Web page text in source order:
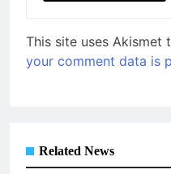
This site uses Akismet
your comment data is
Related News